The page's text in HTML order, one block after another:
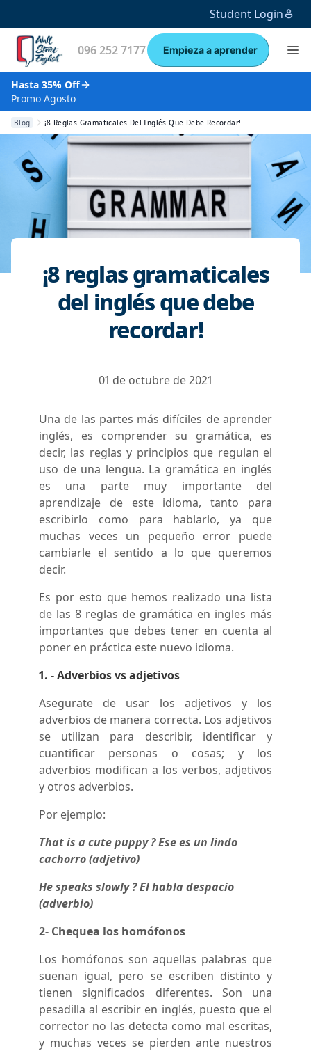
Student Login
096 252 7177 Empieza a aprender
Hasta 35% Off
Promo Agosto
Blog ¡8 Reglas Gramaticales Del Inglés Que Debe Recordar!
¡8 reglas gramaticales
del inglés que debe
recordar!
01 de octubre de 2021
Una de las partes más difíciles de aprender
inglés, es comprender su gramática, es
decir, las reglas y principios que regulan el
uso de una lengua. La gramática en inglés
es una parte muy importante del
aprendizaje de este idioma, tanto para
escribirlo como para hablarlo, ya que
muchas veces un pequeño error puede
cambiarle el sentido a lo que queremos
decir.
Es por esto que hemos realizado una lista
de las 8 reglas de gramática en ingles más
importantes que debes tener en cuenta al
poner en práctica este nuevo idioma.
1. - Adverbios vs adjetivos
Asegurate de usar los adjetivos y los
adverbios de manera correcta. Los adjetivos
se utilizan para describir, identificar y
cuantificar personas o cosas; y los
adverbios modifican a los verbos, adjetivos
y otros adverbios.
Por ejemplo:
That is a cute puppy ? Ese es un lindo
cachorro (adjetivo)
He speaks slowly ? El habla despacio
(adverbio)
2- Chequea los homófonos
Los homófonos son aquellas palabras que
suenan igual, pero se escriben distinto y
tienen significados diferentes. Son una
pesadilla al escribir en inglés, puesto que el
corrector no las detecta como mal escritas,
y muchas veces se pierden ante nuestros